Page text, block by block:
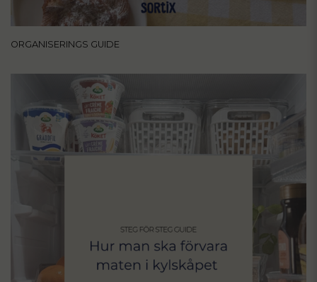
ORGANISERINGS GUIDE